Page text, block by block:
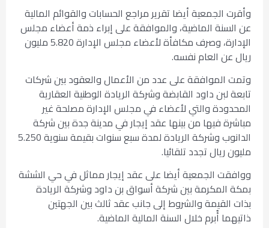
وأقرت الجمعية أيضا تقرير مراجع الحسابات والقوائم المالية
عن السنة الماضية، والموافقة على إبراء ذمة أعضاء مجلس
الإدارة، وصرف مكافأة لأعضاء مجلس الإدارة 5.820 مليون
ريال عن العام نفسه.
وتمت الموافقة على عدد من الأعمال والعقود بين شركات
تابعة لبن داود القابضة وشركة الريادة الوطنية العقارية
المحدودة والتي لأعضاء في مجلس الإدارة مصلحة غير
مباشرة فيها من بينها عقد إيجار في مدينة جدة بين شركة
الدانوب وشركة الريادة لمدة سبع سنوات بقيمة سنوية 5.250
مليون ريال تجدد تلقائيا.
ووافقت الجمعية أيضا على عقد إيجار مماثل في حي الششة
بمكة المكرمة بين شركة أسواق بن داود وشركة الريادة
بذات القيمة والشروط إلى جانب عقد ثالث بين الجهتين
ذاتيهما أُبرم خلال السنة المالية الماضية.